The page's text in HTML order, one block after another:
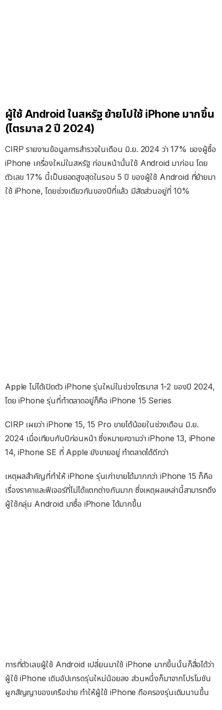
ผู้ใช้ Android ในสหรัฐ ย้ายไปใช้ iPhone มากขึ้น
(ไตรมาส 2 ปี 2024)
CIRP รายงานข้อมูลการสำรวจในเดือน มิ.ย. 2024 ว่า 17% ของผู้ซื้อ
iPhone เครื่องใหม่ในสหรัฐ ก่อนหน้านั้นใช้ Android มาก่อน โดย
ตัวเลข 17% นี้เป็นยอดสูงสุดในรอบ 5 ปี ของผู้ใช้ Android ที่ย้ายมา
ใช้ iPhone, โดยช่วงเดียวกันของปีที่แล้ว มีสัดส่วนอยู่ที่ 10%
Apple ไม่ได้เปิดตัว iPhone รุ่นใหม่ในช่วงไตรมาส 1-2 ของปี 2024,
โดย iPhone รุ่นที่ทำตลาดอยู่ก็คือ iPhone 15 Series
CIRP เผยว่า iPhone 15, 15 Pro ขายได้น้อยในช่วงเดือน มิ.ย.
2024 เมื่อเทียบกับปีก่อนหน้า ซึ่งหมายความว่า iPhone 13, iPhone
14, iPhone SE ที่ Apple ยังขายอยู่ ทำตลาดได้ดีกว่า
เหตุผลสำคัญที่ทำให้ iPhone รุ่นเก่าขายได้มากกว่า iPhone 15 ก็คือ
เรื่องราคาและฟีเจอร์ที่ไม่ได้แตกต่างกันมาก ซึ่งเหตุผลเหล่านี้สามารถดึง
ผู้ใช้กลุ่ม Android มาซื้อ iPhone ได้มากขึ้น
การที่ตัวเลขผู้ใช้ Android เปลี่ยนมาใช้ iPhone มากขึ้นนั้นก็สื่อได้ว่า
ผู้ใช้ iPhone เดิมอัปเกรดรุ่นใหม่น้อยลง ส่วนหนึ่งก็มาจากโปรโมชัน
ผูกสัญญาของเครือข่าย ทำให้ผู้ใช้ iPhone ถือครองรุ่นเดิมนานขึ้น